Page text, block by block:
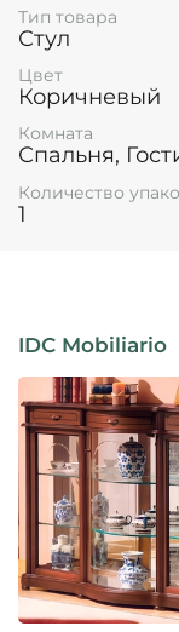
Тип товара
Стул
Цвет
Коричневый
Комната
Спальня,
Количество
1
IDC Mobiliario